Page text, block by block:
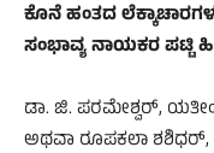
ಕೊನೆ ಹಂತದ
ಸಂಭಾವ್ಯ ನಾಯಕರ ಪಟ್ಟಿ
ಡಾ. ಜಿ. ಪರಮೇಶ್ವರ್,
ಅಥವಾ ರೂಪಕಲಾ ಶಶಿಧರ್,